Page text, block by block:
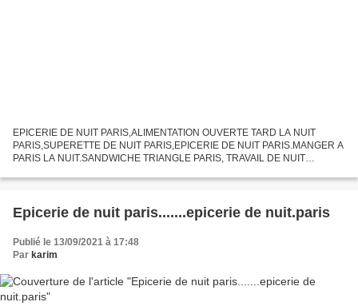
EPICERIE DE NUIT PARIS,ALIMENTATION OUVERTE TARD LA NUIT
PARIS,SUPERETTE DE NUIT PARIS,EPICERIE DE NUIT PARIS.MANGER A
PARIS LA NUIT.SANDWICHE TRIANGLE PARIS, TRAVAIL DE NUIT
PAS CHER LA NUIT...
Epicerie de nuit paris.......epicerie de nuit.paris
Publié le 13/09/2021 à 17:48
Par karim